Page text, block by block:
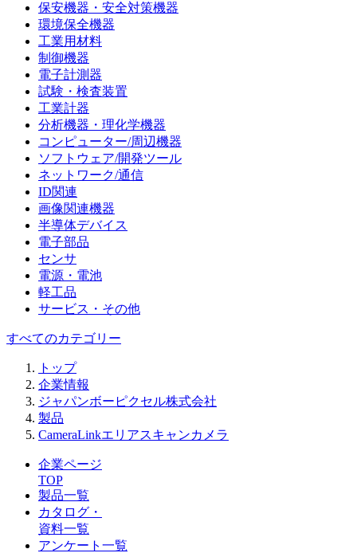
保安機器・安全対策機器
環境保全機器
工業用材料
制御機器
電子計測器
試験・検査装置
工業計器
分析機器・理化学機器
コンピューター/周辺機器
ソフトウェア/開発ツール
ネットワーク/通信
ID関連
画像関連機器
半導体デバイス
電子部品
センサ
電源・電池
軽工品
サービス・その他
すべてのカテゴリー
トップ
企業情報
ジャパンボーピクセル株式会社
製品
CameraLinkエリアスキャンカメラ
企業ページ
TOP
製品一覧
カタログ・
資料一覧
アンケート一覧